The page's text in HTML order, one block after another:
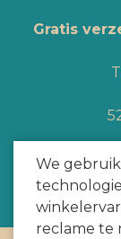
We
reclame te
Gratis